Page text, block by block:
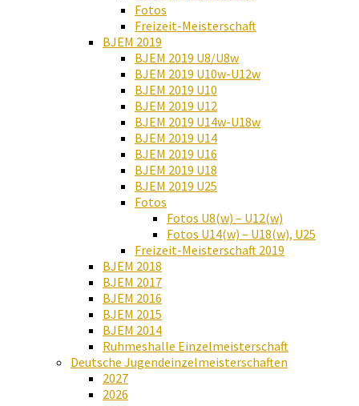
Fotos
Freizeit-Meisterschaft
BJEM 2019
BJEM 2019 U8/U8w
BJEM 2019 U10w-U12w
BJEM 2019 U10
BJEM 2019 U12
BJEM 2019 U14w-U18w
BJEM 2019 U14
BJEM 2019 U16
BJEM 2019 U18
BJEM 2019 U25
Fotos
Fotos U8(w) – U12(w)
Fotos U14(w) – U18(w), U25
Freizeit-Meisterschaft 2019
BJEM 2018
BJEM 2017
BJEM 2016
BJEM 2015
BJEM 2014
Ruhmeshalle Einzelmeisterschaft
Deutsche Jugendeinzelmeisterschaften
2027
2026